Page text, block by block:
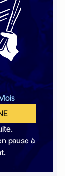
pause à